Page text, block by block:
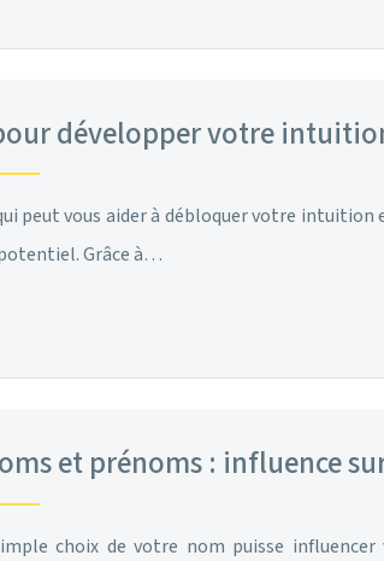
développer votre
peut vous aider à débloquer votre intuition
Grâce à…
et prénoms : influence
choix de votre nom puisse